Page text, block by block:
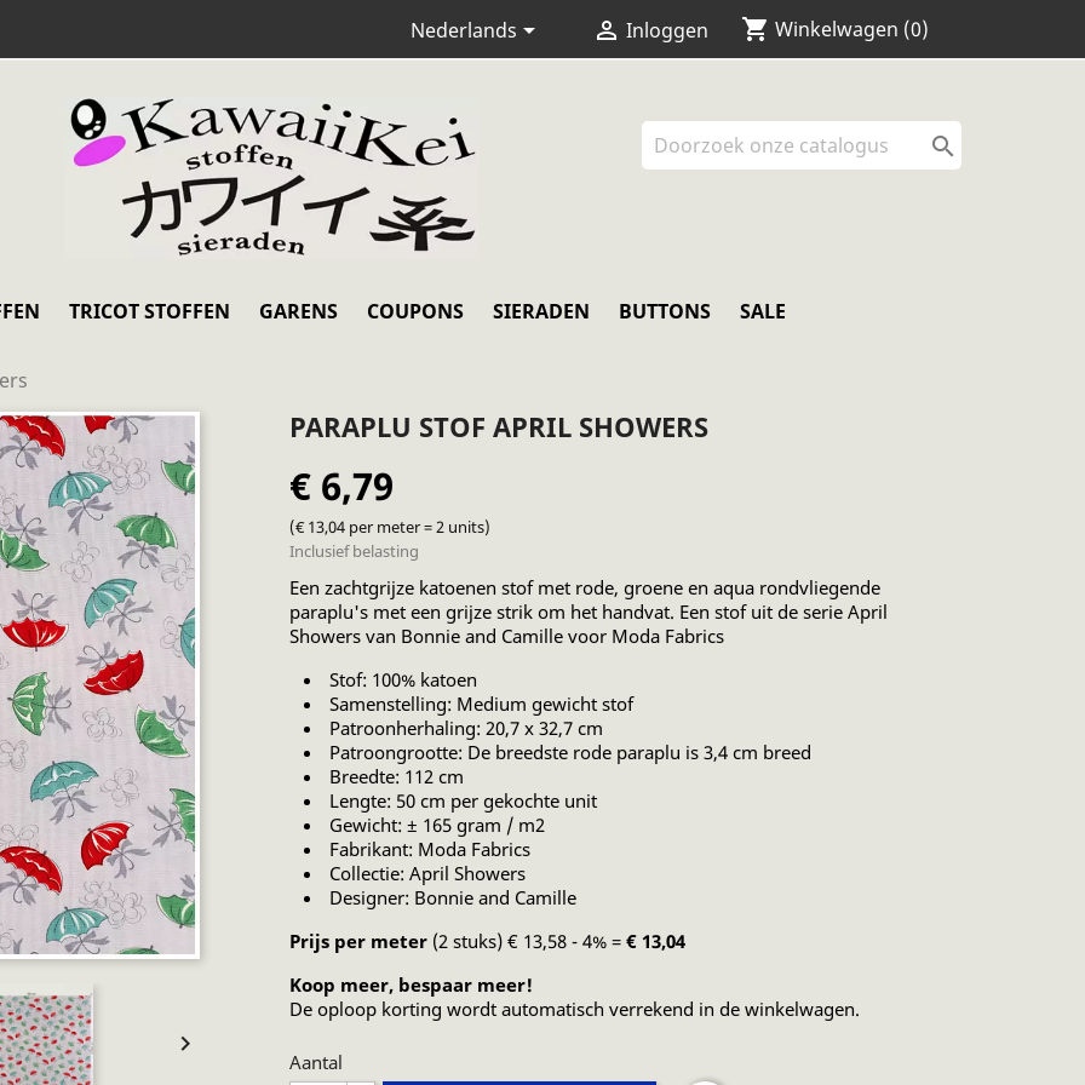
Nederlands  Inloggen shopping_cart Winkelwagen (0)
TRICOT STOFFEN GARENS COUPONS SIERADEN BUTTONS SALE


PARAPLU STOF APRIL SHOWERS
€ 6,79
(€ 13,04 per meter = 2 units)
Inclusief belasting
Een zachtgrijze katoenen stof met rode, groene en aqua rondvliegende
paraplu's met een grijze strik om het handvat. Een stof uit de serie April
Showers van Bonnie and Camille voor Moda Fabrics
Stof: 100% katoen
Samenstelling: Medium gewicht stof
Patroonherhaling: 20,7 x 32,7 cm
Patroongrootte: De breedste rode paraplu is 3,4 cm breed
Breedte: 112 cm
Lengte: 50 cm per gekochte unit
Gewicht: ± 165 gram / m2
Fabrikant: Moda Fabrics
Collectie: April Showers
Designer: Bonnie and Camille
Prijs per meter (2 stuks) € 13,58 - 4% = € 13,04
Koop meer, bespaar meer!
De oploop korting wordt automatisch verrekend in de winkelwagen.
Aantal